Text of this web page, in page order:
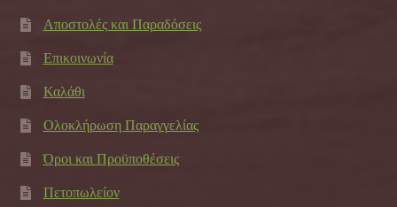
Αποστολές και Παραδόσεις
Επικοινωνία
Καλάθι
Ολοκλήρωση Παραγγελίας
Όροι και Προϋποθέσεις
Πετοπωλείον